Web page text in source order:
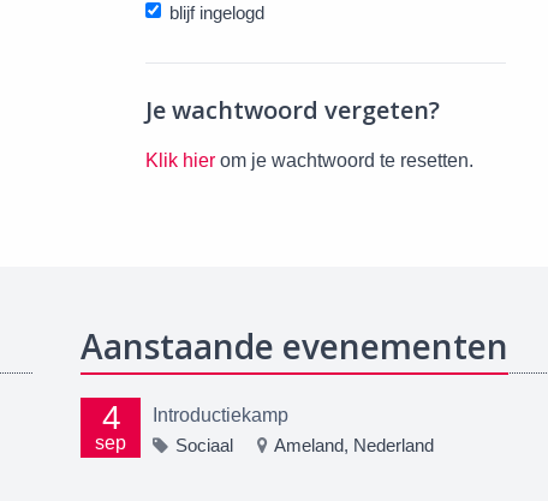
blijf ingelogd
Je wachtwoord vergeten?
Klik hier om je wachtwoord te resetten.
Aanstaande evenementen
4
sep
Introductiekamp
Sociaal
Ameland, Nederland